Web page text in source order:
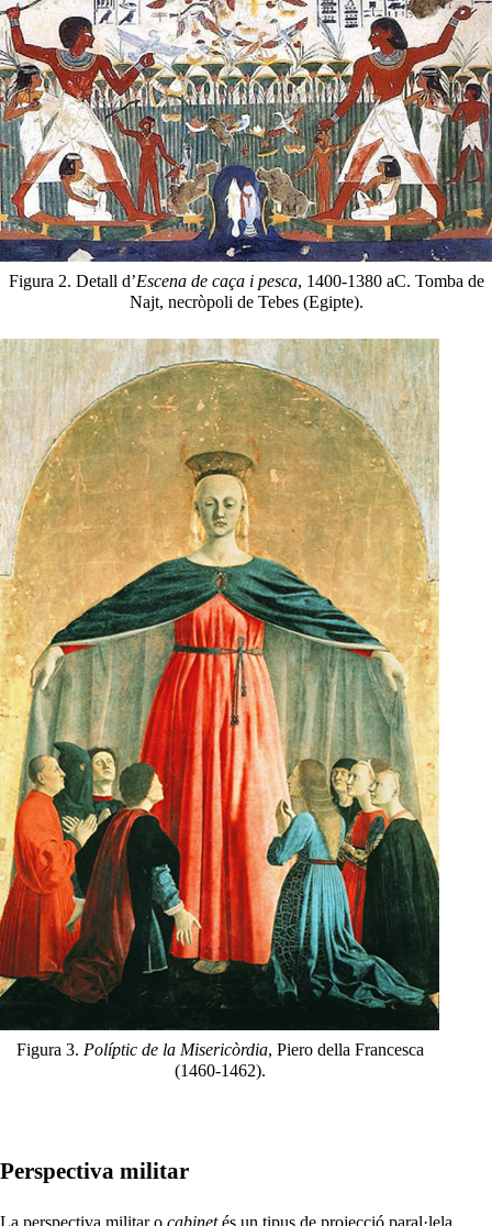
Figura 2. Detall d’Escena de caça i pesca, 1400-1380 aC. Tomba de
Najt, necròpoli de Tebes (Egipte).
Figura 3. Políptic de la Misericòrdia, Piero della Francesca
(1460-1462).
Perspectiva militar